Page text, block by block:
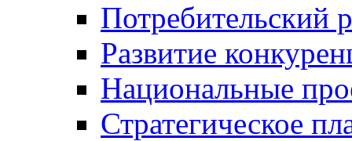
Потребительский
Развитие
Национальные
Стратегическое